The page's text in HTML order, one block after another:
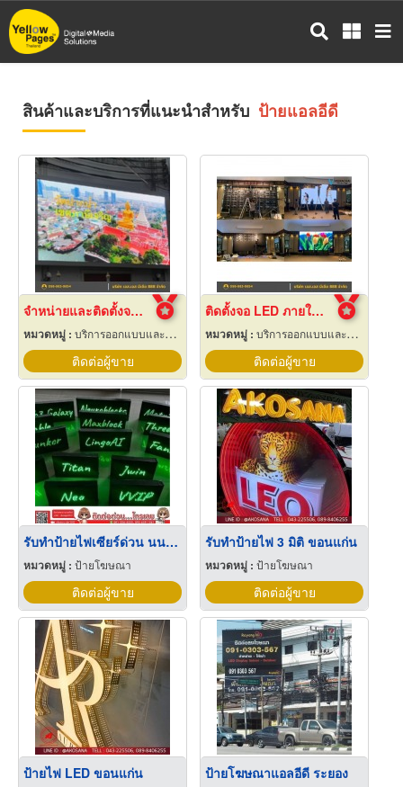
ข้าม
ไป
สินค้าและบริการที่แนะนำสำหรับ ป้ายแอลอีดี
จำหน่ายและติดตั้งจอ LED Display Outdoor
หมวดหมู่ : บริการออกแบบและจัดทำป้ายโฆษณา 24 ชม.
ติดต่อผู้ขาย
ติดตั้งจอ LED ภายในห้องจัดเลี้ยงโรงแรม
หมวดหมู่ :บริการออกแบบและจัดทำป้ายโฆษณา 24 ชม.
ติดต่อผู้ขาย
รับทำป้ายไฟเซียร์ด่วน นนทบุรี
หมวดหมู่ : ป้ายโฆษณา
ติดต่อผู้ขาย
รับทำป้ายไฟ 3 มิติ ขอนแก่น
หมวดหมู่ :ป้ายโฆษณา
ติดต่อผู้ขาย
ป้ายไฟ LED ขอนแก่น ป้ายโฆษณาแอลอีดี ระยอง